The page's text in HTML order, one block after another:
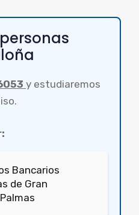
y estudiaremos
Bancarios
de Gran